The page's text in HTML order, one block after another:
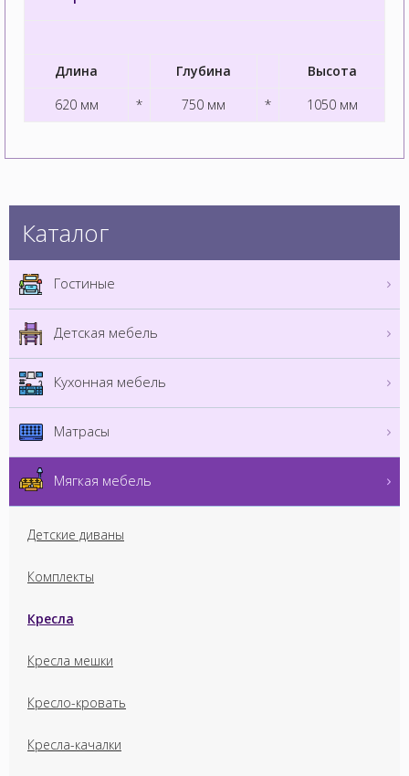
Длина Глубина
Высота
620 мм
* 750 мм * 1050 мм
Каталог
Гостиные
Детская мебель
Кухонная мебель
Матрасы
Мягкая мебель
Детские диваны
Комплекты
Кресла
Кресла мешки
Кресло-кровать
Кресла-качалки